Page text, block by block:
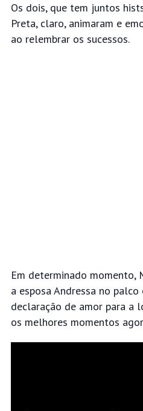
Os dois, que tem juntos
Preta, claro, animaram e
ao relembrar os sucessos.
Em determinado momento,
a esposa Andressa no
declaração de amor para a
os melhores momentos